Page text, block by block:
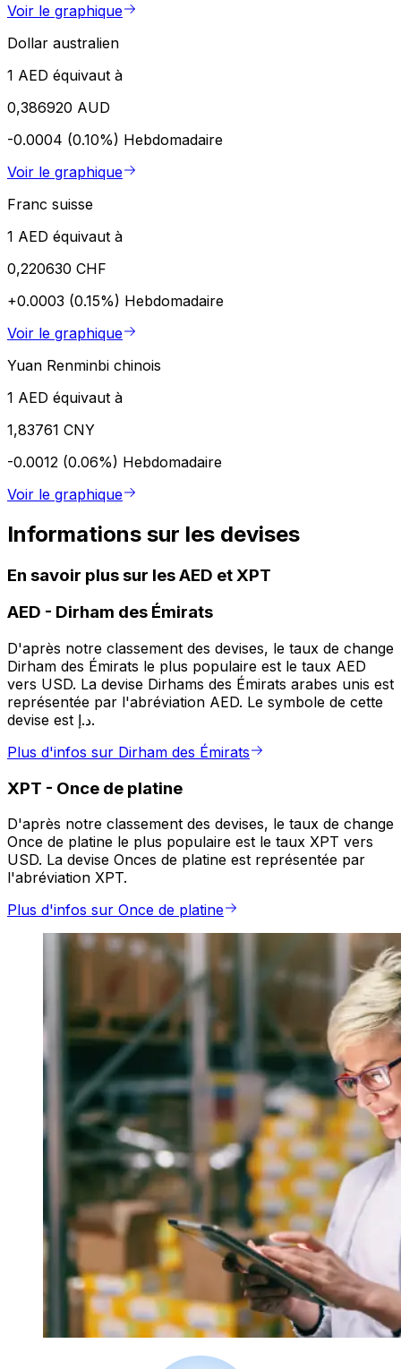
Voir le graphique
Dollar australien
1 AED équivaut à
0,386920 AUD
-0.0004 (0.10%) Hebdomadaire
Voir le graphique
Franc suisse
1 AED équivaut à
0,220630 CHF
+0.0003 (0.15%) Hebdomadaire
Voir le graphique
Yuan Renminbi chinois
1 AED équivaut à
1,83761 CNY
-0.0012 (0.06%) Hebdomadaire
Voir le graphique
Informations sur les devises
En savoir plus sur les AED et XPT
AED - Dirham des Émirats
D'après notre classement des devises, le taux de change
Dirham des Émirats le plus populaire est le taux AED
vers USD. La devise Dirhams des Émirats arabes unis est
représentée par l'abréviation AED. Le symbole de cette
devise est د.إ.
Plus d'infos sur Dirham des Émirats
XPT - Once de platine
D'après notre classement des devises, le taux de change
Once de platine le plus populaire est le taux XPT vers
USD. La devise Onces de platine est représentée par
l'abréviation XPT.
Plus d'infos sur Once de platine